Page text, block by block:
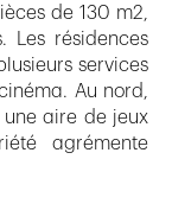
de 130 m2,
Les résidences
services
Au nord,
aire de jeux
agrémente